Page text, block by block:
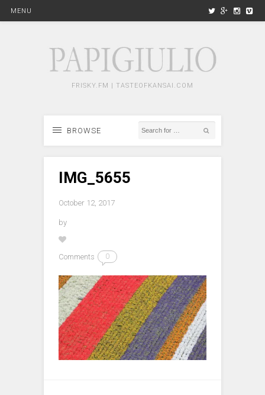
MENU
FRISKY.FM | TASTEOFKANSAI.COM
BROWSE
IMG_5655
October 12, 2017
by
Comments 0